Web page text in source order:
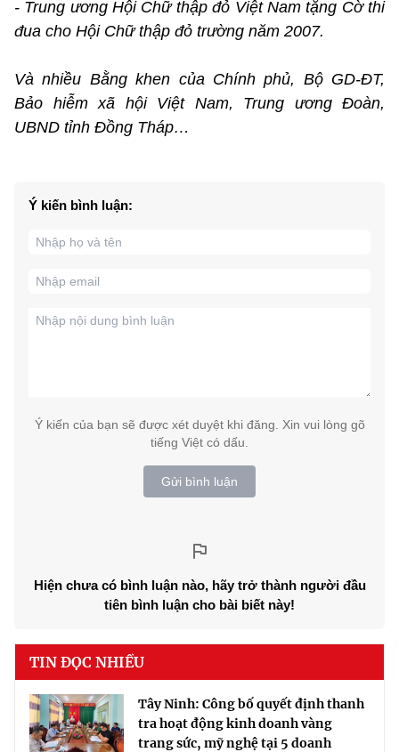
- Trung ương Hội Chữ thập đỏ Việt Nam tặng Cờ thi
đua cho Hội Chữ thập đỏ trường năm 2007.
Và nhiều Bằng khen của Chính phủ, Bộ GD-ĐT,
Bảo hiễm xã hội Việt Nam, Trung ương Đoàn,
UBND tỉnh Đồng Tháp…
Ý kiến bình luận:
Ý kiến của bạn sẽ được xét duyệt khi đăng. Xin vui lòng gõ
tiếng Việt có dấu.
Gửi bình luận
Hiện chưa có bình luận nào, hãy trở thành người đầu
tiên bình luận cho bài biết này!
TIN ĐỌC NHIỀU
Tây Ninh: Công bố quyết định thanh
tra hoạt động kinh doanh vàng
trang sức, mỹ nghệ tại 5 doanh